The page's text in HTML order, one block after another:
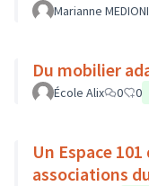
Marianne MEDIONI
Du mobilier
École Alix 0 0
Un Espace
associations